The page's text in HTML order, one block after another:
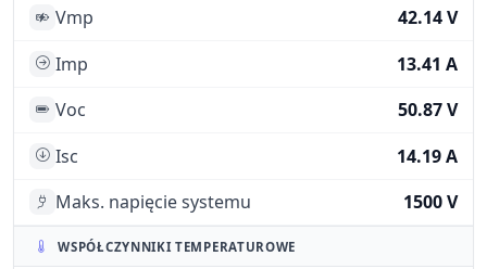
Vmp
42.14 V
Imp
13.41 A
Voc
50.87 V
Isc
14.19 A
Maks. napięcie systemu
1500 V
WSPÓŁCZYNNIKI TEMPERATUROWE